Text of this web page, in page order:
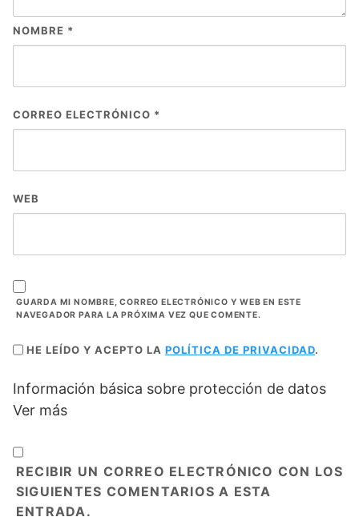
NOMBRE *
CORREO ELECTRÓNICO *
WEB
GUARDA MI NOMBRE, CORREO ELECTRÓNICO Y WEB EN ESTE
NAVEGADOR PARA LA PRÓXIMA VEZ QUE COMENTE.
HE LEÍDO Y ACEPTO LA POLÍTICA DE PRIVACIDAD.
Información básica sobre protección de datos
Ver más
RECIBIR UN CORREO ELECTRÓNICO CON LOS
SIGUIENTES COMENTARIOS A ESTA
ENTRADA.